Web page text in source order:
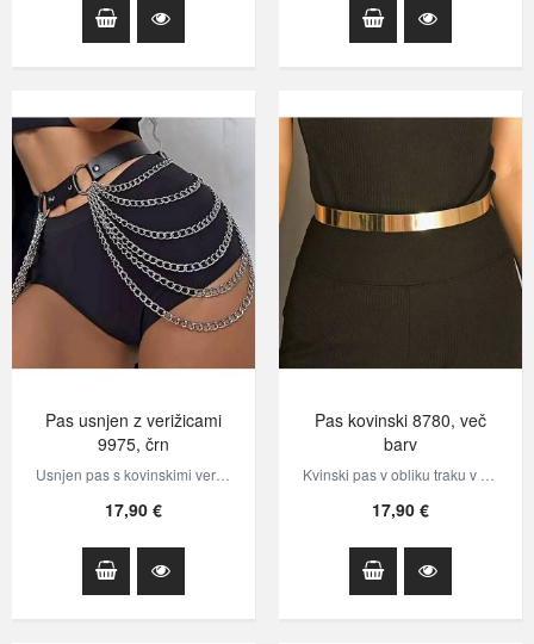
Pas usnjen z verižicami
9975, črn
17,90 €
Pas kovinski 8780, več
barv
17,90 €